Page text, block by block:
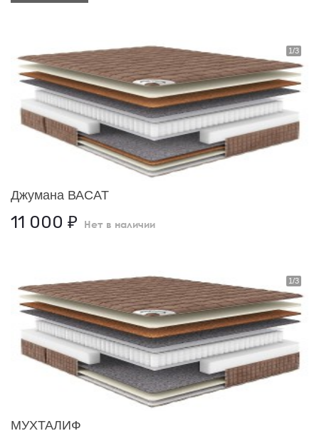
Джумана ВАСАТ
11 000 ₽ Нет в наличии
МУХТАЛИФ